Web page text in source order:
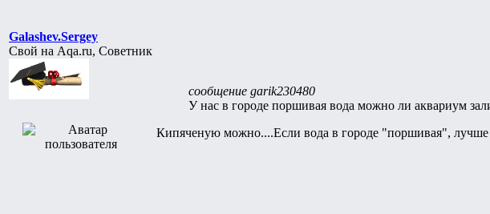
Galashev.Sergey
Свой на Aqa.ru, Советник
сообщение garik230480
У нас в городе поршивая вода можно ли аквариум
Кипяченую можно....Если вода в городе "поршивая",